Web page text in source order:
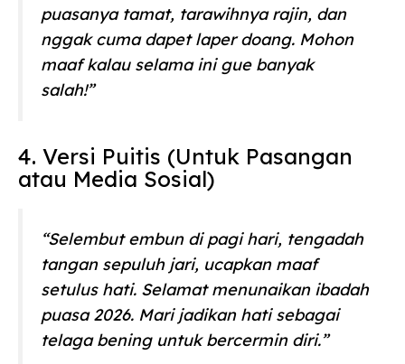
puasanya tamat, tarawihnya rajin, dan
nggak cuma dapet laper doang. Mohon
maaf kalau selama ini gue banyak
salah!”
4. Versi Puitis (Untuk Pasangan
atau Media Sosial)
“Selembut embun di pagi hari, tengadah
tangan sepuluh jari, ucapkan maaf
setulus hati. Selamat menunaikan ibadah
puasa 2026. Mari jadikan hati sebagai
telaga bening untuk bercermin diri.”